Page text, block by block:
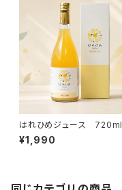
はれひめジュース 720ml
¥1,990